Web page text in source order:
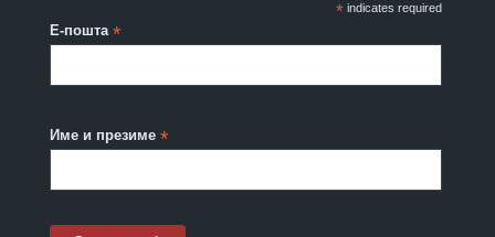
*indicates required
Е-пошта*
Име и презиме*